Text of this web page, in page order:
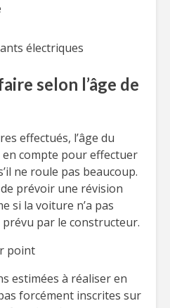
électriques
selon l’âge de
effectués, l’âge du
compte pour effectuer
ne roule pas beaucoup.
prévoir une révision
si la voiture n’a pas
prévu par le constructeur.
point
estimées à réaliser en
forcément inscrites sur